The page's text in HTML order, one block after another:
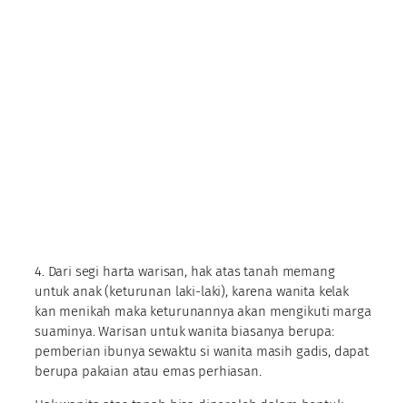
4. Dari segi harta warisan, hak atas tanah memang
untuk anak (keturunan laki-laki), karena wanita kelak
kan menikah maka keturunannya akan mengikuti marga
suaminya. Warisan untuk wanita biasanya berupa:
pemberian ibunya sewaktu si wanita masih gadis, dapat
berupa pakaian atau emas perhiasan.